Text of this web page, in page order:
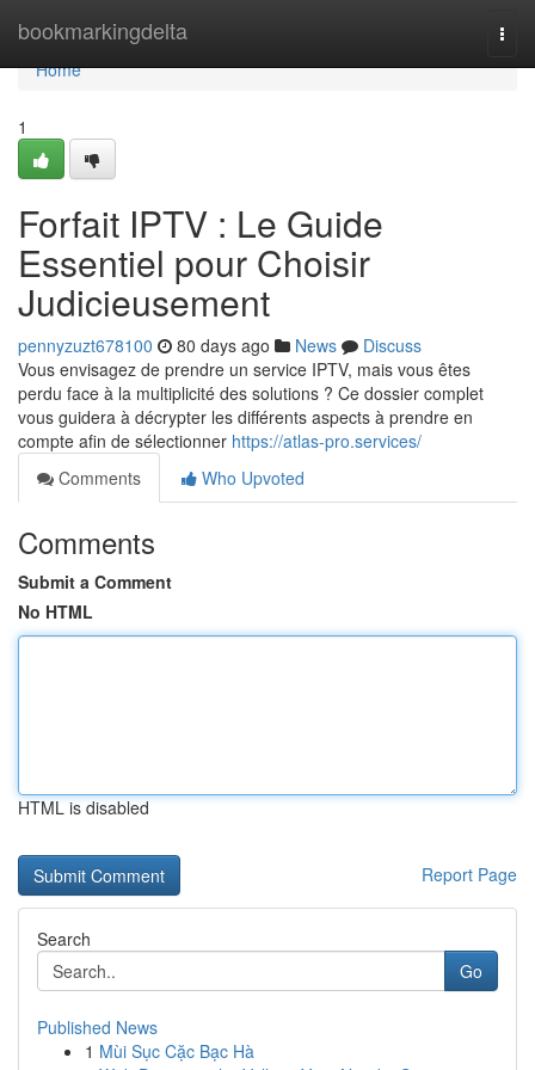
bookmarkingdelta
Home
Home
1
Forfait IPTV : Le Guide
Essentiel pour Choisir
Judicieusement
pennyzuzt678100 80 days ago News
Discuss
Vous envisagez de prendre un service IPTV, mais vous êtes
perdu face à la multiplicité des solutions ? Ce dossier complet
vous guidera à décrypter les différents aspects à prendre en
compte afin de sélectionner https://atlas-pro.services/
Comments
Who Upvoted
Comments
Submit a Comment
No HTML
HTML is disabled
Report Page
Search
Go
Published News
1 Mùi Sục Cặc Bạc Hà